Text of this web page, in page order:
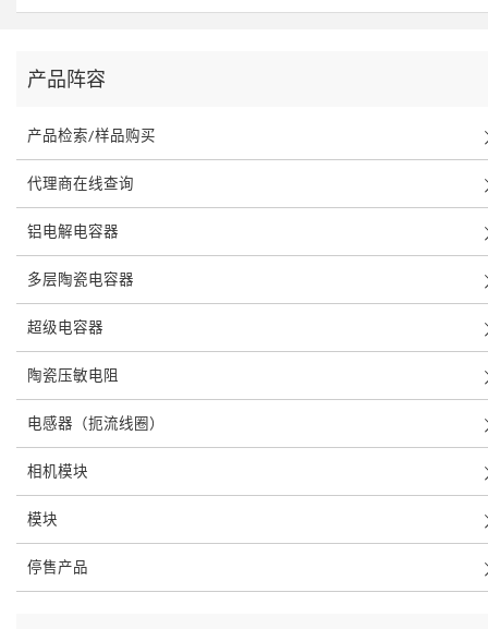
产品阵容
产品检索/样品购买
代理商在线查询
铝电解电容器
多层陶瓷电容器
超级电容器
陶瓷压敏电阻
电感器（扼流线圈）
相机模块
模块
停售产品